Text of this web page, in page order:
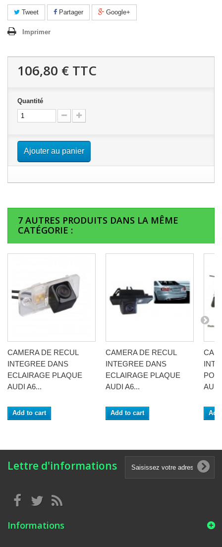
Tweet Partager Google+
Imprimer
106,80 € TTC
Quantité
Ajouter au panier
7 AUTRES PRODUITS DANS LA MÊME
CATÉGORIE :
CAMERA DE RECUL
INTEGREE DANS
ECLAIRAGE PLAQUE
AUDI A6...
Add to cart
CAMERA DE RECUL
INTEGREE DANS
ECLAIRAGE PLAQUE
AUDI A6...
Add to cart
Lettre d'informations
Informations